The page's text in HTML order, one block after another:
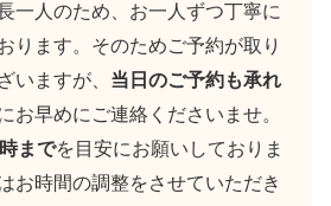
一人のため、お一人ずつ丁寧に
ります。そのためご予約が取り
いますが、 当日のご予約も承れ
お早めにご連絡くださいませ。
までを目安にお願いしておりま
お時間の調整をさせていただき